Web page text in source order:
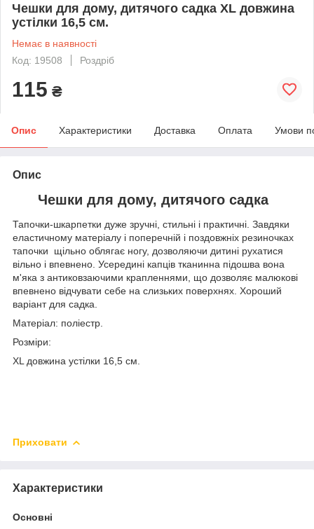
Чешки для дому, дитячого садка XL довжина
устілки 16,5 см.
Немає в наявності
Код: 19508
Роздріб
115 ₴
Опис Характеристики Доставка Оплата Умови
Опис
Чешки для дому, дитячого садка
Тапочки-шкарпетки дуже зручні, стильні і практичні. Завдяки
еластичному матеріалу і поперечній і поздовжніх резиночках
тапочки щільно облягає ногу, дозволяючи дитині рухатися
вільно і впевнено. Усередині капців тканинна підошва вона
м'яка з антиковзаючими крапленнями, що дозволяє малюкові
впевнено відчувати себе на слизьких поверхнях. Хороший
варіант для садка.
Матеріал: поліестр.
Розміри:
XL довжина устілки 16,5 см.
Приховати
Характеристики
Основні